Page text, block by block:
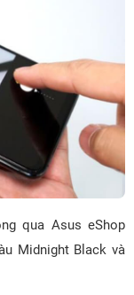
qua Asus eShop
Midnight Black và